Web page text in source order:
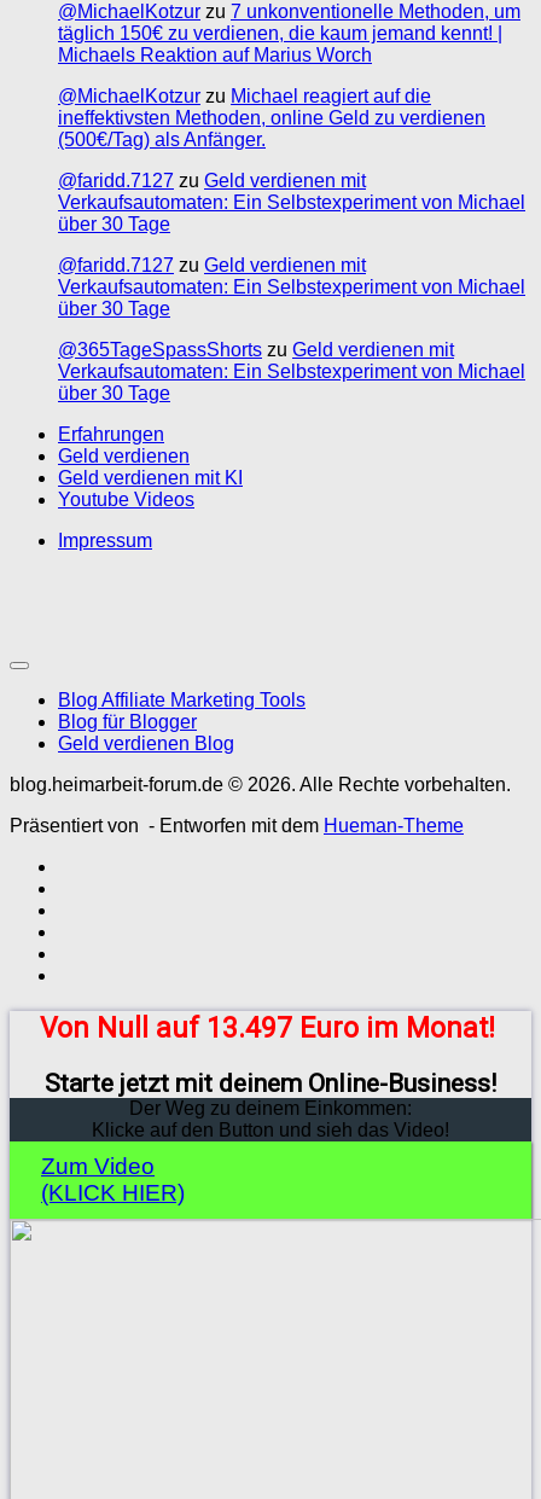
@MichaelKotzur zu 7 unkonventionelle Methoden, um
täglich 150€ zu verdienen, die kaum jemand kennt! |
Michaels Reaktion auf Marius Worch
@MichaelKotzur zu Michael reagiert auf die
ineffektivsten Methoden, online Geld zu verdienen
(500€/Tag) als Anfänger.
@faridd.7127 zu Geld verdienen mit
Verkaufsautomaten: Ein Selbstexperiment von Michael
über 30 Tage
@faridd.7127 zu Geld verdienen mit
Verkaufsautomaten: Ein Selbstexperiment von Michael
über 30 Tage
@365TageSpassShorts zu Geld verdienen mit
Verkaufsautomaten: Ein Selbstexperiment von Michael
über 30 Tage
Erfahrungen
Geld verdienen
Geld verdienen mit KI
Youtube Videos
Impressum
Blog Affiliate Marketing Tools
Blog für Blogger
Geld verdienen Blog
blog.heimarbeit-forum.de © 2026. Alle Rechte vorbehalten.
Präsentiert von - Entworfen mit dem Hueman-Theme
Von Null auf 13.497 Euro im Monat!
Starte jetzt mit deinem Online-Business!
Der Weg zu deinem Einkommen:
Klicke auf den Button und sieh das Video!
Zum Video
(KLICK HIER)